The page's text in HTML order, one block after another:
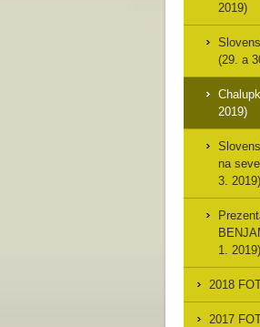
2019)
(29. a
2019)
na
3. 2019)
1. 2019)
2018
2017